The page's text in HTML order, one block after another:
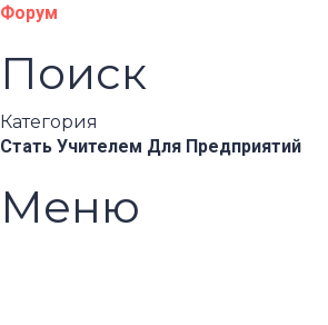
Форум
Поиск
Категория
Стать Учителем Для Предприятий
Меню